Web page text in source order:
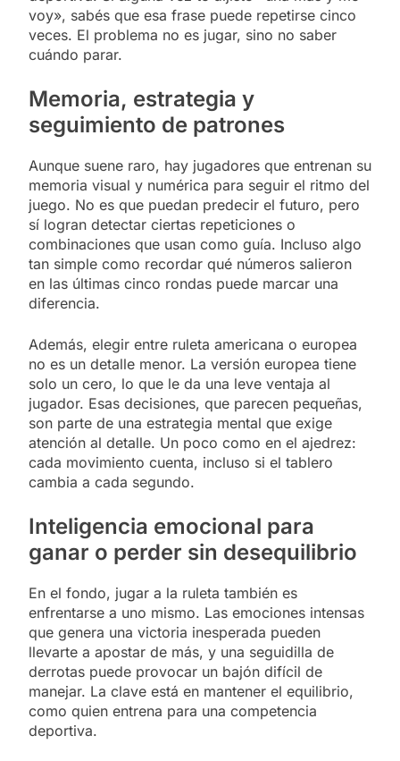
voy», sabés que esa frase puede repetirse cinco
veces. El problema no es jugar, sino no saber
cuándo parar.
Memoria, estrategia y
seguimiento de patrones
Aunque suene raro, hay jugadores que entrenan su
memoria visual y numérica para seguir el ritmo del
juego. No es que puedan predecir el futuro, pero
sí logran detectar ciertas repeticiones o
combinaciones que usan como guía. Incluso algo
tan simple como recordar qué números salieron
en las últimas cinco rondas puede marcar una
diferencia.
Además, elegir entre ruleta americana o europea
no es un detalle menor. La versión europea tiene
solo un cero, lo que le da una leve ventaja al
jugador. Esas decisiones, que parecen pequeñas,
son parte de una estrategia mental que exige
atención al detalle. Un poco como en el ajedrez:
cada movimiento cuenta, incluso si el tablero
cambia a cada segundo.
Inteligencia emocional para
ganar o perder sin desequilibrio
En el fondo, jugar a la ruleta también es
enfrentarse a uno mismo. Las emociones intensas
que genera una victoria inesperada pueden
llevarte a apostar de más, y una seguidilla de
derrotas puede provocar un bajón difícil de
manejar. La clave está en mantener el equilibrio,
como quien entrena para una competencia
deportiva.